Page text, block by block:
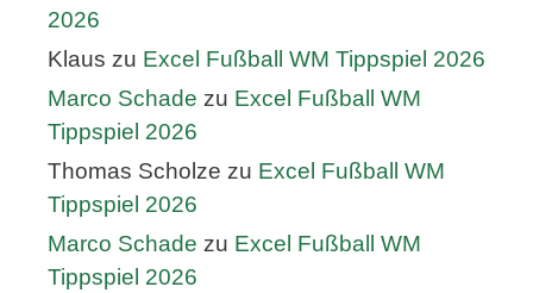
2026
Klaus zu Excel Fußball WM Tippspiel 2026
Marco Schade zu Excel Fußball WM
Tippspiel 2026
Thomas Scholze zu Excel Fußball WM
Tippspiel 2026
Marco Schade zu Excel Fußball WM
Tippspiel 2026